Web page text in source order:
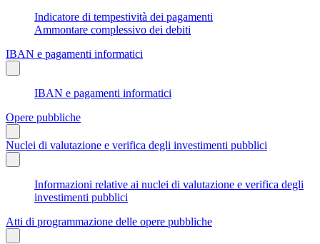
Indicatore di tempestività dei pagamenti
Ammontare complessivo dei debiti
IBAN e pagamenti informatici
IBAN e pagamenti informatici
Opere pubbliche
Nuclei di valutazione e verifica degli investimenti pubblici
Informazioni relative ai nuclei di valutazione e verifica degli
investimenti pubblici
Atti di programmazione delle opere pubbliche